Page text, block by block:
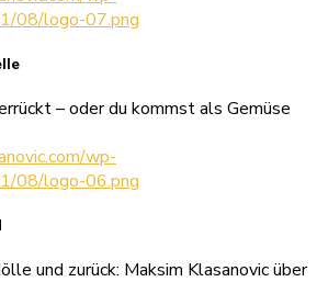
– oder du kommst als Gemüse
und zurück: Maksim Klasanovic über